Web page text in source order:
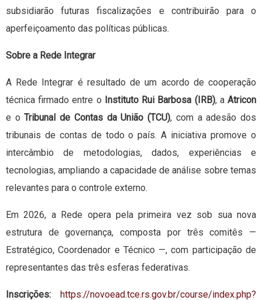
subsidiarão futuras fiscalizações e contribuirão para o
aperfeiçoamento das políticas públicas.
Sobre a Rede Integrar
A Rede Integrar é resultado de um acordo de cooperação
técnica firmado entre o Instituto Rui Barbosa (IRB), aAtricon
e oTribunal de Contas da União (TCU), com a adesão dos
tribunais de contas de todo o país. A iniciativa promove o
intercâmbio de metodologias, dados, experiências e
tecnologias, ampliando a capacidade de análise sobre temas
relevantes para o controle externo.
Em 2026, a Rede opera pela primeira vez sob sua nova
estrutura de governança, composta por três comitês —
Estratégico, Coordenador e Técnico —, com participação de
representantes das três esferas federativas.
Inscrições:
https://novoead.tce.rs.gov.br/course/index.php?